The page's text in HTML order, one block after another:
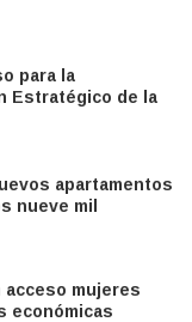
para la
Estratégico de la
apartamentos
nueve mil
acceso mujeres
económicas